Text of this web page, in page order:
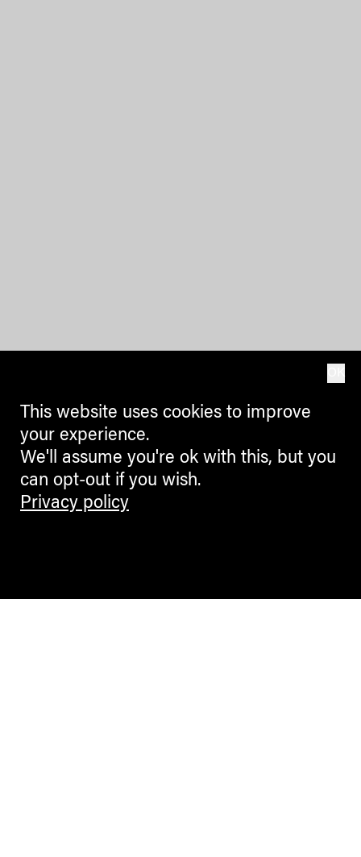
This website uses cookies to improve
your experience.
We'll assume you're ok with this, but you
can opt-out if you wish.
Privacy policy